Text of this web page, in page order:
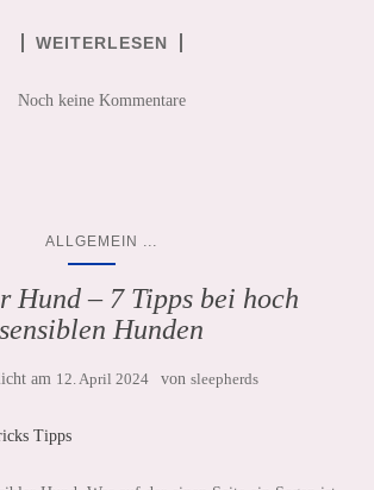
WEITERLESEN
Noch keine Kommentare
ALLGEMEIN
Hund – 7 Tipps bei hoch
sensiblen Hunden
am 12. April 2024 von sleepherds